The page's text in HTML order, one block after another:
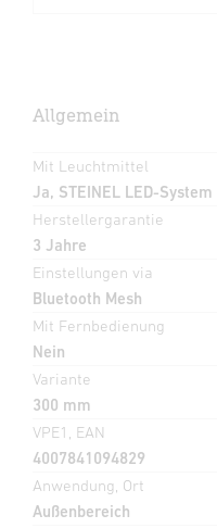
Allgemein
Mit Leuchtmittel
Ja, STEINEL LED-System
Herstellergarantie
3 Jahre
Einstellungen via
Bluetooth Mesh
Mit Fernbedienung
Nein
Variante
300 mm
VPE1, EAN
4007841094829
Anwendung, Ort
Außenbereich